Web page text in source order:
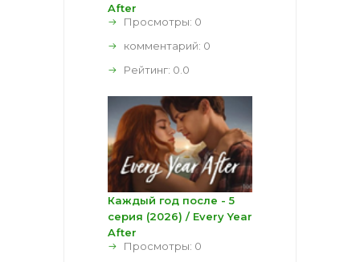
After
Просмотры: 0
комментарий: 0
Рейтинг: 0.0
Каждый год после - 5
серия (2026) / Every Year
After
Просмотры: 0